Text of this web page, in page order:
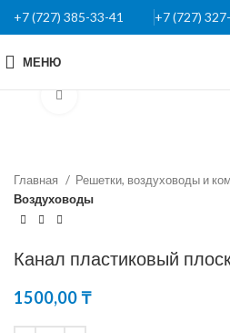
+7 (727) 385-33-41 +7 (727)
МЕНЮ
Главная
Решетки, воздуховоды и
Воздуховоды
Канал пластиковый
1500,00₸